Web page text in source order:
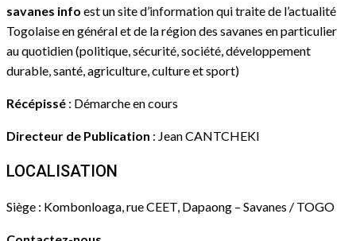
savanes info est un site d’information qui traite de l’actualité
Togolaise en général et de la région des savanes en particulier
au quotidien (politique, sécurité, société, développement
durable, santé, agriculture, culture et sport)
Récépissé : Démarche en cours
Directeur de Publication : Jean CANTCHEKI
LOCALISATION
Siège : Kombonloaga, rue CEET, Dapaong – Savanes / TOGO